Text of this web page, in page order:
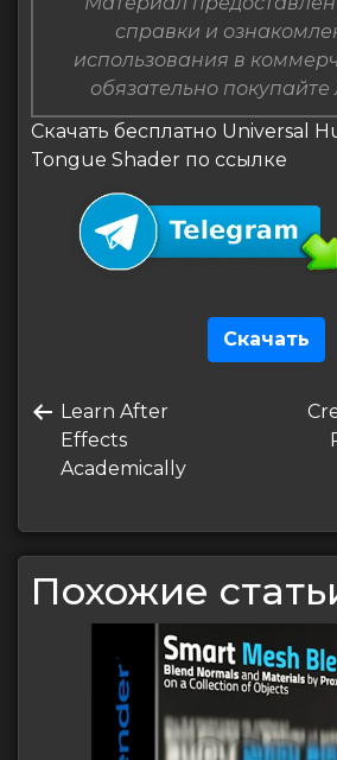
справки и
использования в
обязательно
Скачать бесплатно Universal
Tongue Shader по ссылке
Скачать
по
записям
Предыдущая
запись
Learn After
Effects
Academically
Похожие